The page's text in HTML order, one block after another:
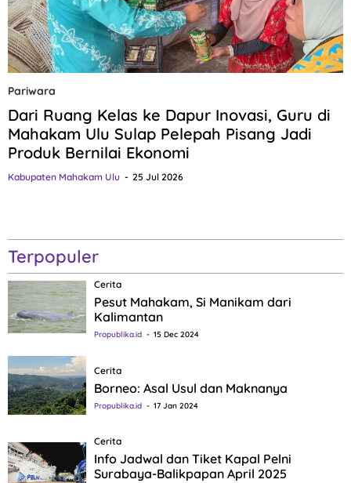
Pariwara
Dari Ruang Kelas ke Dapur Inovasi, Guru di
Mahakam Ulu Sulap Pelepah Pisang Jadi
Produk Bernilai Ekonomi
Kabupaten Mahakam Ulu 25 Jul 2026
Terpopuler
Cerita
Pesut Mahakam, Si Manikam dari
Kalimantan
Propublika.id 15 Dec 2024
Cerita
Borneo: Asal Usul dan Maknanya
Propublika.id 17 Jan 2024
Cerita
Info Jadwal dan Tiket Kapal Pelni
Surabaya-Balikpapan April 2025